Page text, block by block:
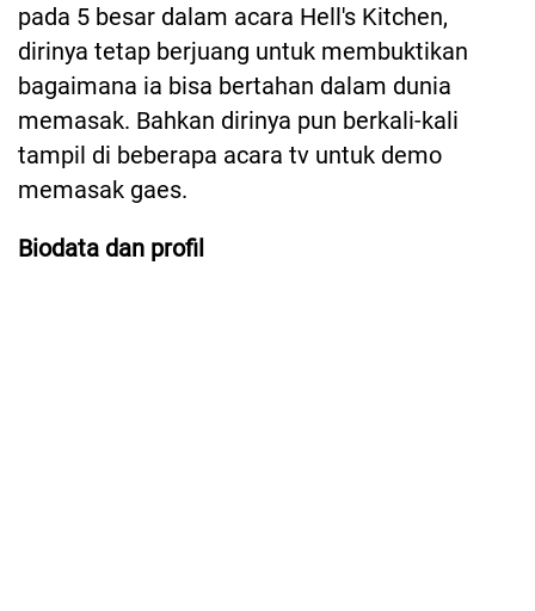
pada 5 besar dalam acara Hell's Kitchen,
dirinya tetap berjuang untuk membuktikan
bagaimana ia bisa bertahan dalam dunia
memasak. Bahkan dirinya pun berkali-kali
tampil di beberapa acara tv untuk demo
memasak gaes.
Biodata dan profil